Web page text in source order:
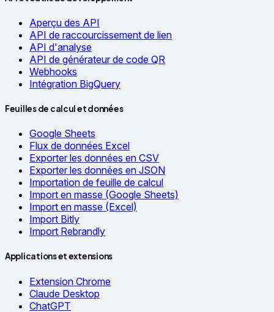
Aperçu des API
API de raccourcissement de lien
API d'analyse
API de générateur de code QR
Webhooks
Intégration BigQuery
Feuilles de calcul et données
Google Sheets
Flux de données Excel
Exporter les données en CSV
Exporter les données en JSON
Importation de feuille de calcul
Import en masse (Google Sheets)
Import en masse (Excel)
Import Bitly
Import Rebrandly
Applications et extensions
Extension Chrome
Claude Desktop
ChatGPT